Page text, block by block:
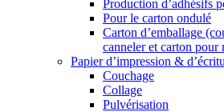
Production d’adhésifs
Pour le carton ondulé
Carton d’emballage
canneler et carton pour
Papier d’impression &
Couchage
Collage
Pulvérisation